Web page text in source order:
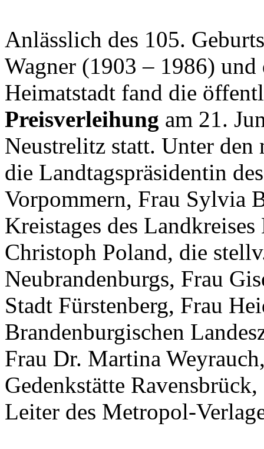
Anlässlich des 105.
Wagner (1903 – 1986)
Heimatstadt fand die
Preisverleihung am 21.
Neustrelitz statt. Unter den
die Landtagspräsidentin
Vorpommern, Frau Sylvia
Kreistages des
Christoph Poland, die
Neubrandenburgs, Frau
Stadt Fürstenberg, Frau
Brandenburgischen
Frau Dr. Martina
Gedenkstätte
Leiter des Metropol-